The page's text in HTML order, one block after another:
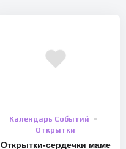
Календарь Событий
Открытки
Открытки-сердечки маме